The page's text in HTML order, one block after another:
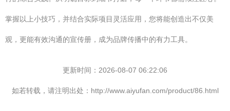
掌握以上小技巧，并结合实际项目灵活应用，您将能创造出不仅美
观，更能有效沟通的宣传册，成为品牌传播中的有力工具。
更新时间：2026-08-07 06:22:06
如若转载，请注明出处：http://www.aiyufan.com/product/86.html